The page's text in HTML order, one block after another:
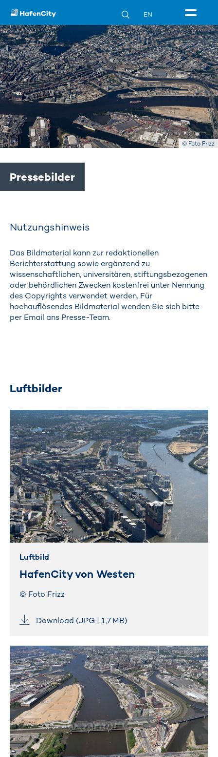
EN
© Foto Frizz
Pressebilder
Nutzungshinweis
Das Bildmaterial kann zur redaktionellen
Berichterstattung sowie ergänzend zu
wissenschaftlichen, universitären, stiftungsbezogenen
oder behördlichen Zwecken kostenfrei unter Nennung
des Copyrights verwendet werden. Für
hochauflösendes Bildmaterial wenden Sie sich bitte
per Email ans Presse-Team.
Luftbilder
Luftbild
HafenCity von Westen
© Foto Frizz
Download (JPG | 1,7 MB)